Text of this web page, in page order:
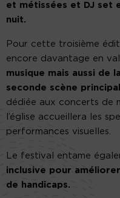
et métissées et DJ set
nuit.
Pour cette troisième
encore davantage en
musique mais aussi de
seconde scène
dédiée aux concerts de
l’église accueillera les
performances visuelles.
Le festival entame
inclusive pour
de handicaps.